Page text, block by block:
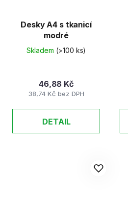
Desky A4 s tkanicí
modré
Skladem (>100 ks)
38,74 Kč bez DPH
46,88 Kč
DETAIL